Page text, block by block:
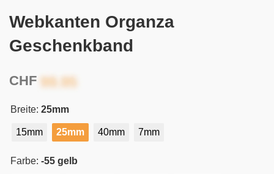
Webkanten Organza
Geschenkband
CHF
Breite: 25mm
15mm 25mm 40mm 7mm
Farbe: -55 gelb